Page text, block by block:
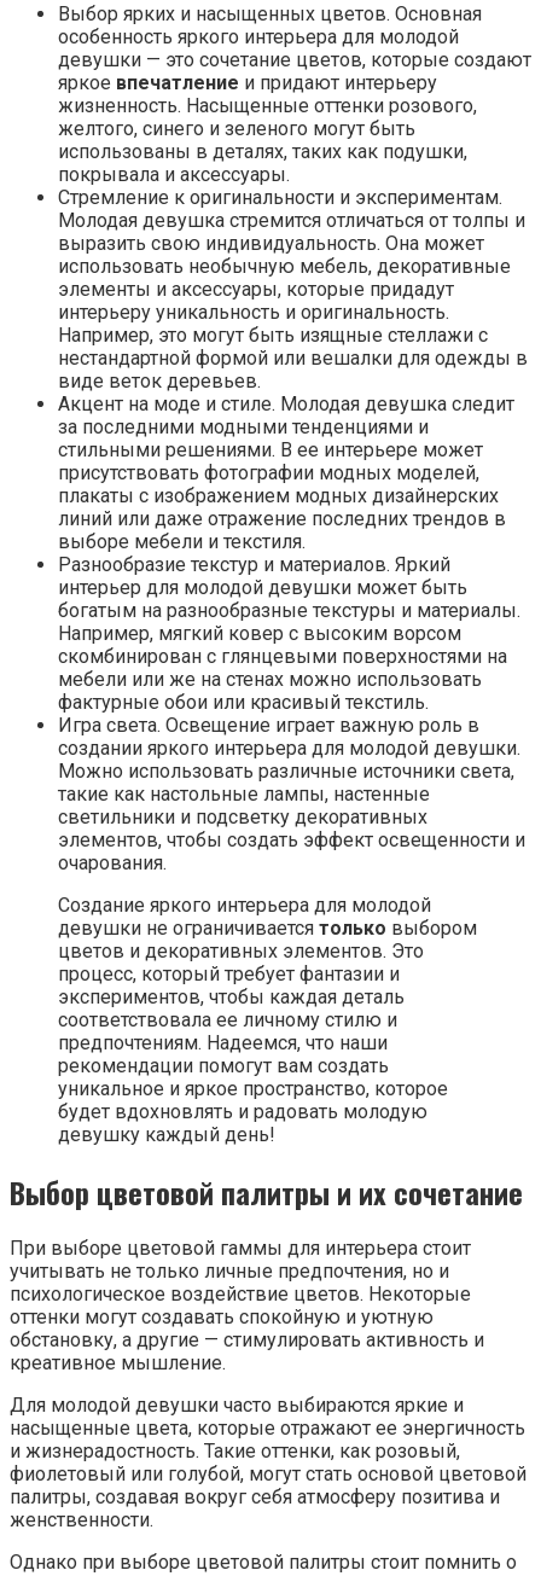
Выбор ярких и насыщенных цветов. Основная
особенность яркого интерьера для молодой
девушки — это сочетание цветов, которые создают
яркое впечатление и придают интерьеру
жизненность. Насыщенные оттенки розового,
желтого, синего и зеленого могут быть
использованы в деталях, таких как подушки,
покрывала и аксессуары.
Стремление к оригинальности и экспериментам.
Молодая девушка стремится отличаться от толпы и
выразить свою индивидуальность. Она может
использовать необычную мебель, декоративные
элементы и аксессуары, которые придадут
интерьеру уникальность и оригинальность.
Например, это могут быть изящные стеллажи с
нестандартной формой или вешалки для одежды в
виде веток деревьев.
Акцент на моде и стиле. Молодая девушка следит
за последними модными тенденциями и
стильными решениями. В ее интерьере может
присутствовать фотографии модных моделей,
плакаты с изображением модных дизайнерских
линий или даже отражение последних трендов в
выборе мебели и текстиля.
Разнообразие текстур и материалов. Яркий
интерьер для молодой девушки может быть
богатым на разнообразные текстуры и материалы.
Например, мягкий ковер с высоким ворсом
скомбинирован с глянцевыми поверхностями на
мебели или же на стенах можно использовать
фактурные обои или красивый текстиль.
Игра света. Освещение играет важную роль в
создании яркого интерьера для молодой девушки.
Можно использовать различные источники света,
такие как настольные лампы, настенные
светильники и подсветку декоративных
элементов, чтобы создать эффект освещенности и
очарования.
Создание яркого интерьера для молодой
девушки не ограничивается только выбором
цветов и декоративных элементов. Это
процесс, который требует фантазии и
экспериментов, чтобы каждая деталь
соответствовала ее личному стилю и
предпочтениям. Надеемся, что наши
рекомендации помогут вам создать
уникальное и яркое пространство, которое
будет вдохновлять и радовать молодую
девушку каждый день!
Выбор цветовой палитры и их сочетание
При выборе цветовой гаммы для интерьера стоит
учитывать не только личные предпочтения, но и
психологическое воздействие цветов. Некоторые
оттенки могут создавать спокойную и уютную
обстановку, а другие — стимулировать активность и
креативное мышление.
Для молодой девушки часто выбираются яркие и
насыщенные цвета, которые отражают ее энергичность
и жизнерадостность. Такие оттенки, как розовый,
фиолетовый или голубой, могут стать основой цветовой
палитры, создавая вокруг себя атмосферу позитива и
женственности.
Однако при выборе цветовой палитры стоит помнить о